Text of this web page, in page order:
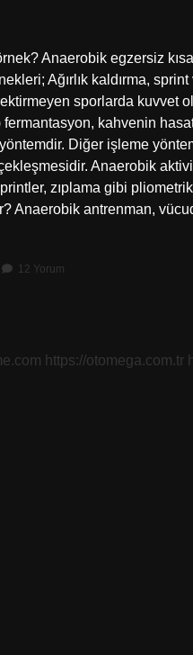
Anaerobik egzersiz
Ağırlık kaldırma,
sporlarda kuvvet
kahvenin
Diğer işleme
Anaerobik
sprintler, zıplama gibi
Anaerobik antrenman,
12 Yorum
https://otomega.com.tr